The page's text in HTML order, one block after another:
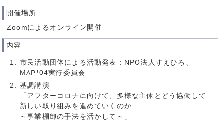
開催場所
Zoomによるオンライン開催
内容
市民活動団体による活動発表：NPO法人すえひろ、
MAP❛04実行委員会
基調講演
「アフターコロナに向けて、多様な主体とどう協働して
新しい取り組みを進めていくのか
～事業棚卸の手法を活かして～」